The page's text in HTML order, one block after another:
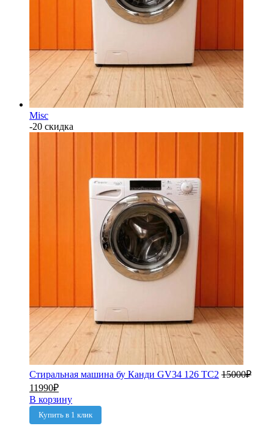
Misc
-20 скидка
Стиральная машина бу Канди GV34 126 TC2 15000₽
11990₽
В корзину
Купить в 1 клик